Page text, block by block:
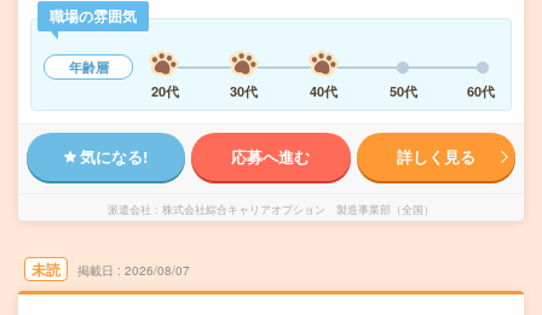
職場の雰囲気
年齢層
20代
30代 40代 50代 60代
気になる! 応募へ進む 詳しく見る
派遣会社 株式会社綜合キャリアオプション 製造事業部（全国）
未読 掲載日 2026/08/07